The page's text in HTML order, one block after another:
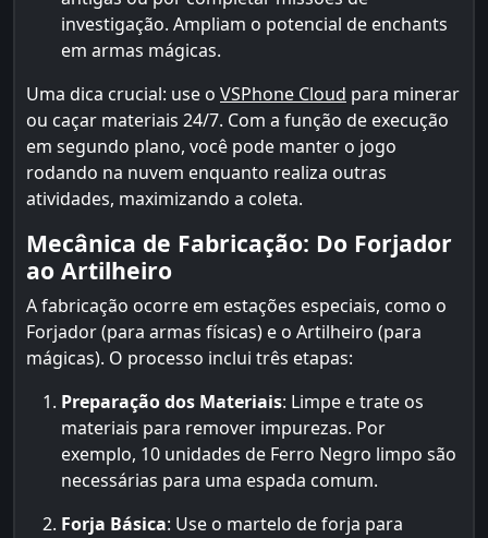
investigação. Ampliam o potencial de enchants
em armas mágicas.
Uma dica crucial: use o VSPhone Cloud para minerar
ou caçar materiais 24/7. Com a função de execução
em segundo plano, você pode manter o jogo
rodando na nuvem enquanto realiza outras
atividades, maximizando a coleta.
Mecânica de Fabricação: Do Forjador
ao Artilheiro
A fabricação ocorre em estações especiais, como o
Forjador (para armas físicas) e o Artilheiro (para
mágicas). O processo inclui três etapas:
Preparação dos Materiais: Limpe e trate os
materiais para remover impurezas. Por
exemplo, 10 unidades de Ferro Negro limpo são
necessárias para uma espada comum.
Forja Básica: Use o martelo de forja para